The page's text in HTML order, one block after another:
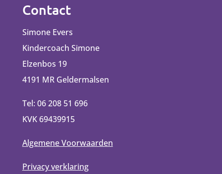
Contact
Simone Evers
Kindercoach Simone
Elzenbos 19
4191 MR Geldermalsen
Tel: 06 208 51 696
KVK 69439915
Algemene Voorwaarden
Privacy verklaring